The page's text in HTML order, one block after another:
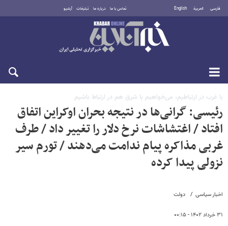
فارسی العربية English تماس با ما درباره ما تبلیغات آرشیو
یکشنبه ۱۸ مرداد ۱۴۰۵
اخبار سیاسی دولت
۳۱ خرداد ۱۴۰۲ - ۰۰:۱۵
با غرب در ارتباطیم، می‌خواهیم با شرق هم در ارتباط باشیم
رئیسی: گرانی‌ها در نتیجه بحران اوکراین اتفاق
افتاد / اغتشاشات نرخ دلار را تغییر داد / طرف
غربی مذاکره پیام ندامت می‌دهند / تورم سیر
نزولی پیدا کرده